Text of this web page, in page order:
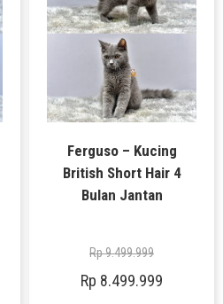
Ferguso – Kucing
British Short Hair 4
Bulan Jantan
Rp9.499.999
Rp 8.499.999